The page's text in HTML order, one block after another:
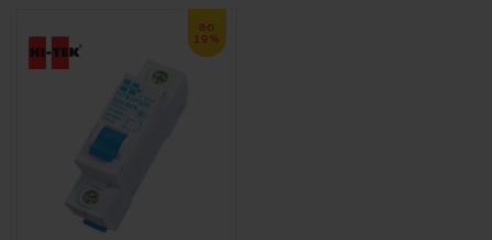
ลด
19%